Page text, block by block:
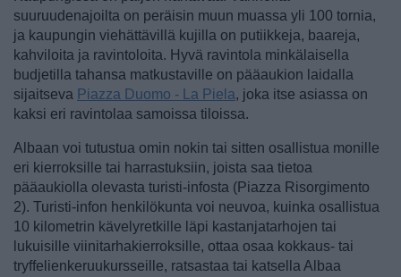
suuruudenajoilta on peräisin muun muassa yli 100 tornia,
ja kaupungin viehättävillä kujilla on putiikkeja, baareja,
kahviloita ja ravintoloita. Hyvä ravintola minkälaisella
budjetilla tahansa matkustaville on pääaukion laidalla
sijaitseva Piazza Duomo - La Piela, joka itse asiassa on
kaksi eri ravintolaa samoissa tiloissa.
Albaan voi tutustua omin nokin tai sitten osallistua monille
eri kierroksille tai harrastuksiin, joista saa tietoa
pääaukiolla olevasta turisti-infosta (Piazza Risorgimento
2). Turisti-infon henkilökunta voi neuvoa, kuinka osallistua
10 kilometrin kävelyretkille läpi kastanjatarhojen tai
lukuisille viinitarhakierroksille, ottaa osaa kokkaus- tai
tryffelienkeruukursseille, ratsastaa tai katsella Albaa